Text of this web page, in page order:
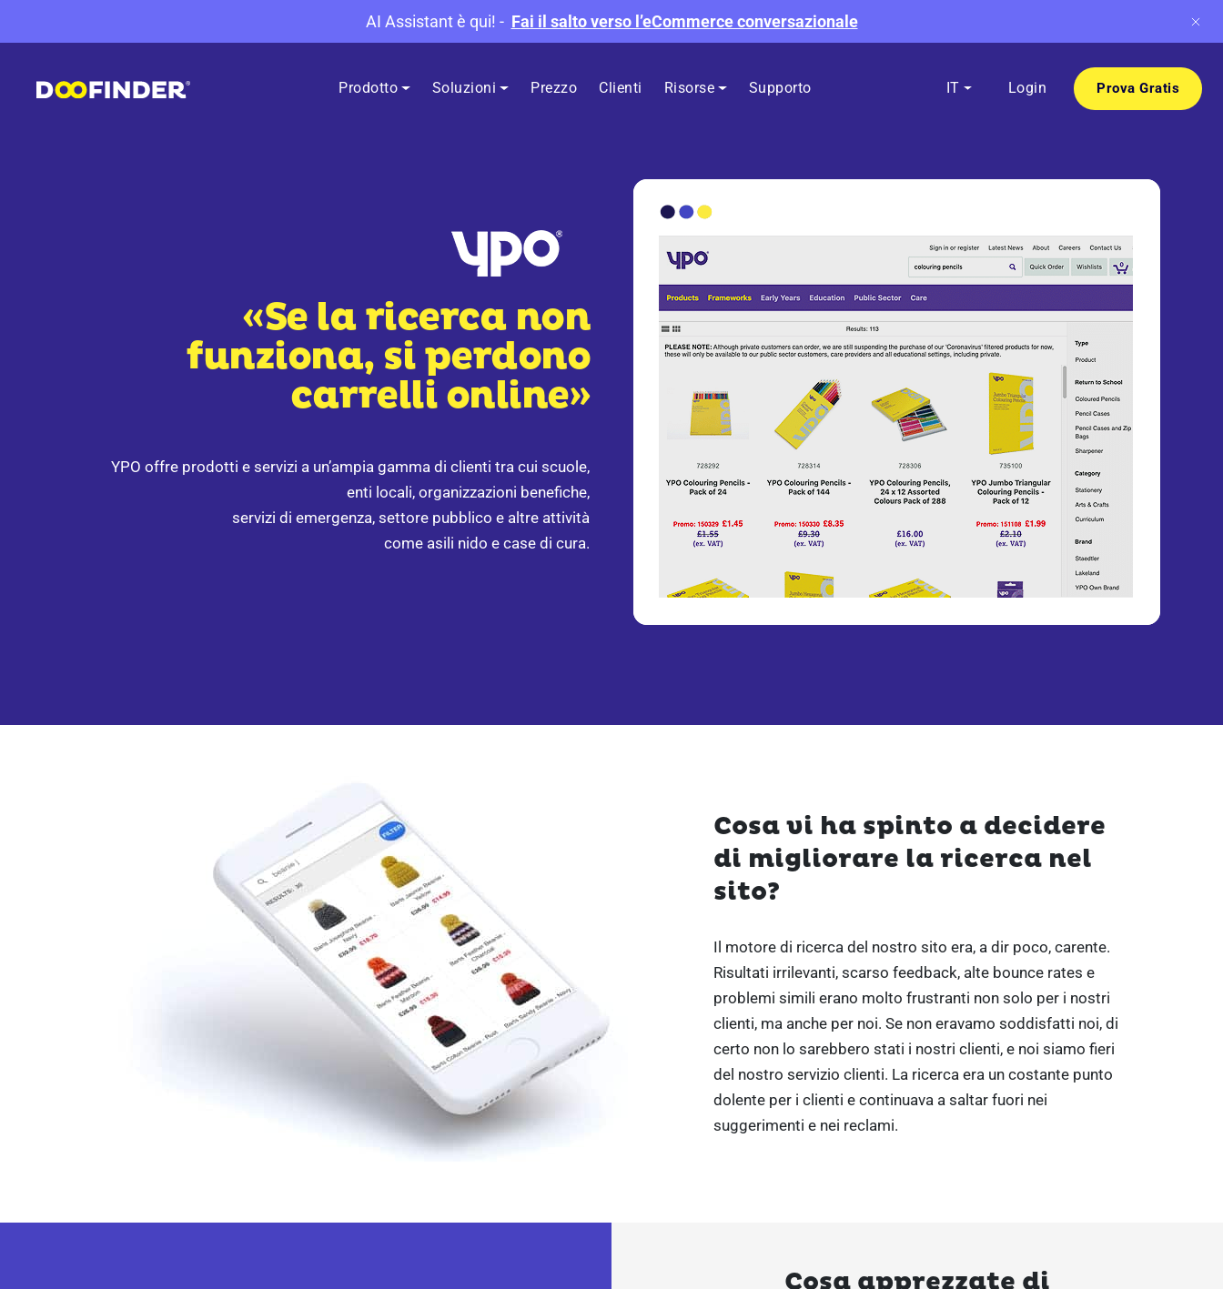
AI Assistant è qui! - Fai il salto verso l’eCommerce conversazionale
Prodotto Soluzioni Prezzo Clienti Risorse Supporto IT Login Prova Gratis
«Se la ricerca non
funziona, si perdono
carrelli online»
YPO offre prodotti e servizi a un’ampia gamma di clienti tra cui scuole,
enti locali, organizzazioni benefiche,
servizi di emergenza, settore pubblico e altre attività
come asili nido e case di cura.
Cosa vi ha spinto a decidere
di migliorare la ricerca nel
sito?
Il motore di ricerca del nostro sito era, a dir poco, carente.
Risultati irrilevanti, scarso feedback, alte bounce rates e
problemi simili erano molto frustranti non solo per i nostri
clienti, ma anche per noi. Se non eravamo soddisfatti noi, di
certo non lo sarebbero stati i nostri clienti, e noi siamo fieri
del nostro servizio clienti. La ricerca era un costante punto
dolente per i clienti e continuava a saltar fuori nei
suggerimenti e nei reclami.
Cosa apprezzate di